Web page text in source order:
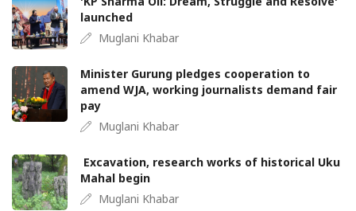
launched
Muglani Khabar
Minister Gurung pledges cooperation to
amend WJA, working journalists demand fair
pay
Muglani Khabar
Excavation, research works of historical Uku
Mahal begin
Muglani Khabar